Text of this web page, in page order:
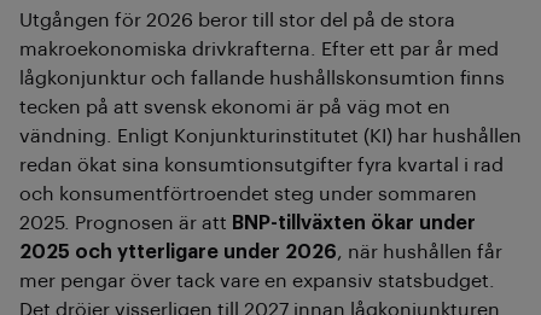
Utgången för 2026 beror till stor del på de stora
makroekonomiska drivkrafterna. Efter ett par år med
lågkonjunktur och fallande hushållskonsumtion finns
tecken på att svensk ekonomi är på väg mot en
vändning. Enligt Konjunkturinstitutet (KI) har hushållen
redan ökat sina konsumtionsutgifter fyra kvartal i rad
och konsumentförtroendet steg under sommaren
2025. Prognosen är att BNP-tillväxten ökar under
2025 och ytterligare under 2026, när hushållen får
mer pengar över tack vare en expansiv statsbudget.
Det dröjer visserligen till 2027 innan lågkonjunkturen